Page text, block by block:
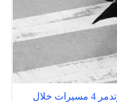
عاجل الدفاعات السعودية تعترض وتدمر 4 مسيرات خلال